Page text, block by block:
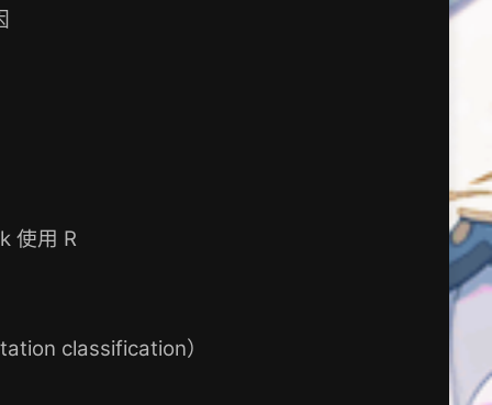
使用 R
classification）